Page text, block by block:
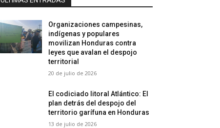
Organizaciones campesinas,
indígenas y populares
movilizan Honduras contra
leyes que avalan el despojo
territorial
20 de julio de 2026
El codiciado litoral Atlántico: El
plan detrás del despojo del
territorio garífuna en Honduras
13 de julio de 2026